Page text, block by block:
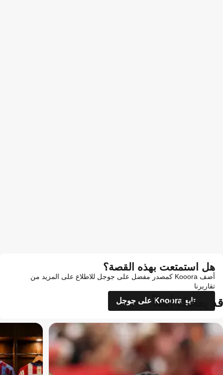
هل استمتعت بهذه القصة؟
أضف Kooora كمصدر مفضل على جوجل للاطلاع على المزيد من
تقاريرنا
تابع Kooora على جوجل
قد يعجبك أيضاً